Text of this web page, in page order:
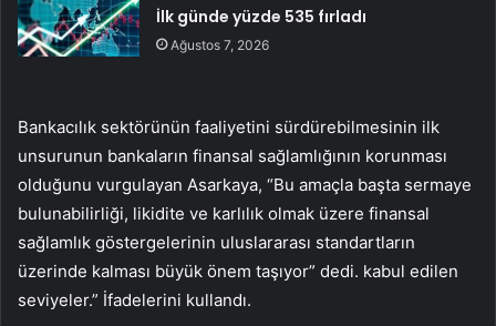
İlk günde yüzde 535 fırladı
Ağustos 7, 2026
Bankacılık sektörünün faaliyetini sürdürebilmesinin ilk
unsurunun bankaların finansal sağlamlığının korunması
olduğunu vurgulayan Asarkaya, “Bu amaçla başta sermaye
bulunabilirliği, likidite ve karlılık olmak üzere finansal
sağlamlık göstergelerinin uluslararası standartların
üzerinde kalması büyük önem taşıyor” dedi. kabul edilen
seviyeler.” İfadelerini kullandı.